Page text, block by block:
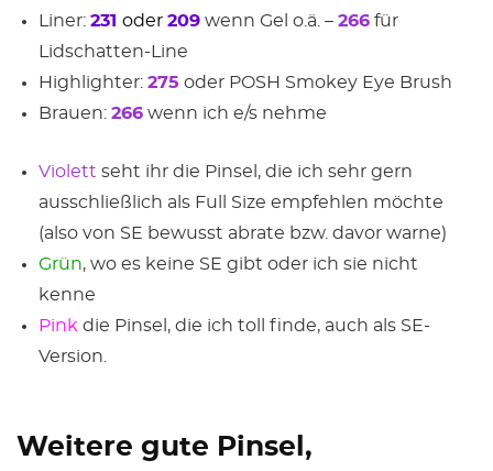
Liner: 231 oder 209 wenn Gel o.ä. – 266 für
Lidschatten-Line
Highlighter: 275 oder POSH Smokey Eye Brush
Brauen: 266 wenn ich e/s nehme
Violett seht ihr die Pinsel, die ich sehr gern
ausschließlich als Full Size empfehlen möchte
(also von SE bewusst abrate bzw. davor warne)
Grün, wo es keine SE gibt oder ich sie nicht
kenne
Pink die Pinsel, die ich toll finde, auch als SE-
Version.
Weitere gute Pinsel,